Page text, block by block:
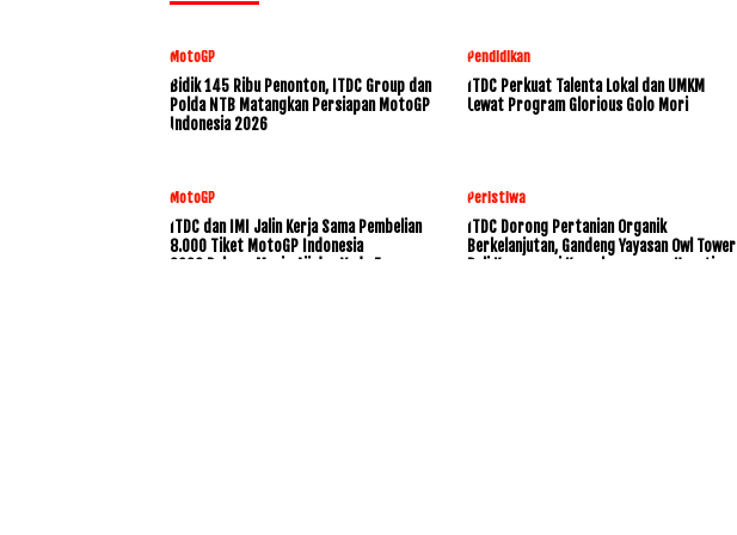
MotoGP
Bidik 145 Ribu Penonton, ITDC Group dan
Polda NTB Matangkan Persiapan MotoGP
Indonesia 2026
Pendidikan
ITDC Perkuat Talenta Lokal dan UMKM
Lewat Program Glorious Golo Mori
MotoGP
ITDC dan IMI Jalin Kerja Sama Pembelian
8.000 Tiket MotoGP Indonesia
2026,Dukung Mario Aji dan Veda Ega
Peristiwa
ITDC Dorong Pertanian Organik
Berkelanjutan, Gandeng Yayasan Owl Tower
Bali Konservasi Keanekaragaman Hayati